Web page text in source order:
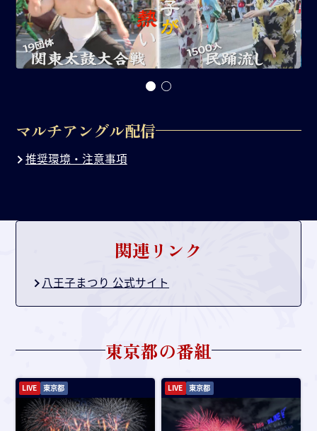
マルチアングル配信
推奨環境・注意事項
関連リンク
八王子まつり 公式サイト
東京都の番組
LIVE 東京都 LIVE 東京都